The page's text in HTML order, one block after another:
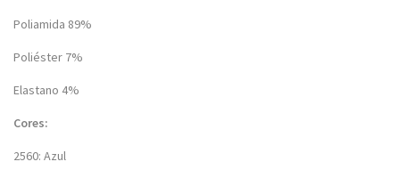
Poliamida 89%
Poliéster 7%
Elastano 4%
Cores:
2560: Azul